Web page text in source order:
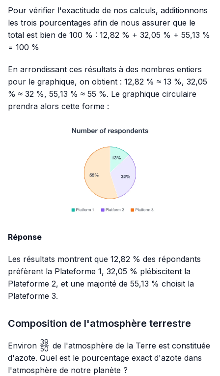
Pour vérifier l'exactitude de nos calculs, additionnons
les trois pourcentages afin de nous assurer que le
total est bien de 100 % : 12,82 % + 32,05 % + 55,13 %
= 100 %
En arrondissant ces résultats à des nombres entiers
pour le graphique, on obtient : 12,82 % ≈ 13 %, 32,05
% ≈ 32 %, 55,13 % ≈ 55 %. Le graphique circulaire
prendra alors cette forme :
Réponse
Les résultats montrent que 12,82 % des répondants
préfèrent la Plateforme 1, 32,05 % plébiscitent la
Plateforme 2, et une majorité de 55,13 % choisit la
Plateforme 3.
Composition de l'atmosphère terrestre
Environ \frac{39}
{50}
50
39 de l'atmosphère de la Terre est constituée
d'azote. Quel est le pourcentage exact d'azote dans
l'atmosphère de notre planète ?